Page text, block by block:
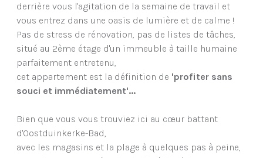
derrière vous l'agitation de la semaine de travail et
vous entrez dans une oasis de lumière et de calme !
Pas de stress de rénovation, pas de listes de tâches,
situé au 2ème étage d'un immeuble à taille humaine
parfaitement entretenu,
cet appartement est la définition de 'profiter sans
souci et immédiatement'...
Bien que vous vous trouviez ici au cœur battant
d'Oostduinkerke-Bad,
avec les magasins et la plage à quelques pas à peine,